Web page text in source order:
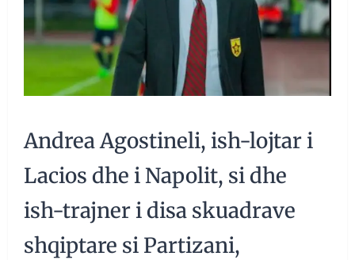
Andrea Agostineli, ish-lojtar i
Lacios dhe i Napolit, si dhe
ish-trajner i disa skuadrave
shqiptare si Partizani,